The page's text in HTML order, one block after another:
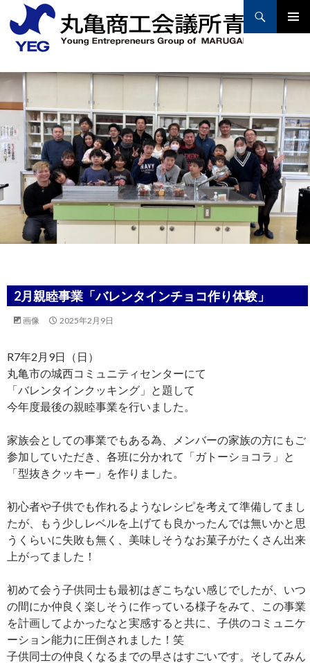
Search
SKIP
CONTENT
2月親睦事業「バレンタインチョコ作り体験」
画像 2025年2月9日
R7年2月9日（日）
丸亀市の城西コミュニティセンターにて
「バレンタインクッキング」と題して
今年度最後の親睦事業を行いました。
家族会としての事業でもある為、メンバーの家族の方にもご
参加していただき、各班に分かれて「ガトーショコラ」と
「型抜きクッキー」を作りました。
初心者や子供でも作れるようなレシピを考えて準備してまし
たが、もう少しレベルを上げても良かったんでは無いかと思
うくらいに失敗も無く、美味しそうなお菓子がたくさん出来
上がってました！
初めて会う子供同士も最初はぎこちない感じでしたが、いつ
の間にか仲良く楽しそうに作っている様子をみて、この事業
を計画してよかったなと実感すると共に、子供のコミュニケ
ーション能力に圧倒されました！笑
子供同士の仲良くなるまでの早さはすごいです。そしてみん